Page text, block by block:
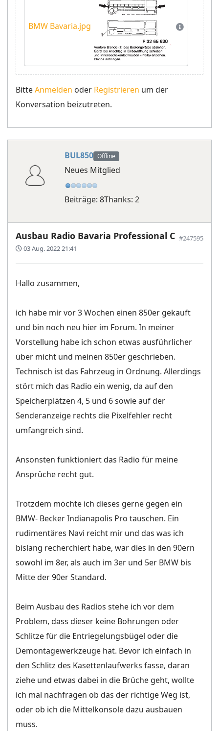
BMW Bavaria.jpg
BitteAnmelden oder Registrieren um der
Konversation beizutreten.
BUL850 Offline
Neues Mitglied
Beiträge: 8Thanks: 2
Ausbau Radio Bavaria Professional C
03 Aug. 2022 21:41
#247595
Hallo zusammen,
ich habe mir vor 3 Wochen einen 850er gekauft
und bin noch neu hier im Forum. In meiner
Vorstellung habe ich schon etwas ausführlicher
über micht und meinen 850er geschrieben.
Technisch ist das Fahrzeug in Ordnung. Allerdings
stört mich das Radio ein wenig, da auf den
Speicherplätzen 4, 5 und 6 sowie auf der
Senderanzeige rechts die Pixelfehler recht
umfangreich sind.
Ansonsten funktioniert das Radio für meine
Ansprüche recht gut.
Trotzdem möchte ich dieses gerne gegen ein
BMW- Becker Indianapolis Pro tauschen. Ein
rudimentäres Navi reicht mir und das was ich
bislang recherchiert habe, war dies in den 90ern
sowohl im 8er, als auch im 3er und 5er BMW bis
Mitte der 90er Standard.
Beim Ausbau des Radios stehe ich vor dem
Problem, dass dieser keine Bohrungen oder
Schlitze für die Entriegelungsbügel oder die
Demontagewerkzeuge hat. Bevor ich einfach in
den Schlitz des Kasettenlaufwerks fasse, daran
ziehe und etwas dabei in die Brüche geht, wollte
ich mal nachfragen ob das der richtige Weg ist,
oder ob ich die Mittelkonsole dazu ausbauen
muss.